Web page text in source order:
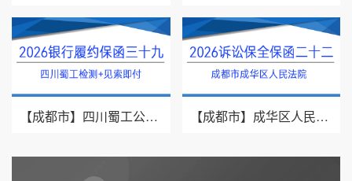
【成都市】四川蜀工公路工程试验检测有限公司/2026年银行履约保函三十九 【成都市】成华区人民法院/借款纠纷/2026诉讼保全保函二十二